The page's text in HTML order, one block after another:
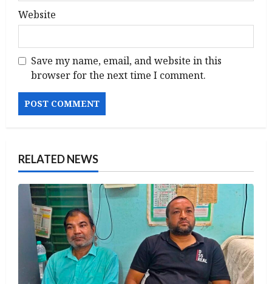
Website
Save my name, email, and website in this
browser for the next time I comment.
RELATED NEWS